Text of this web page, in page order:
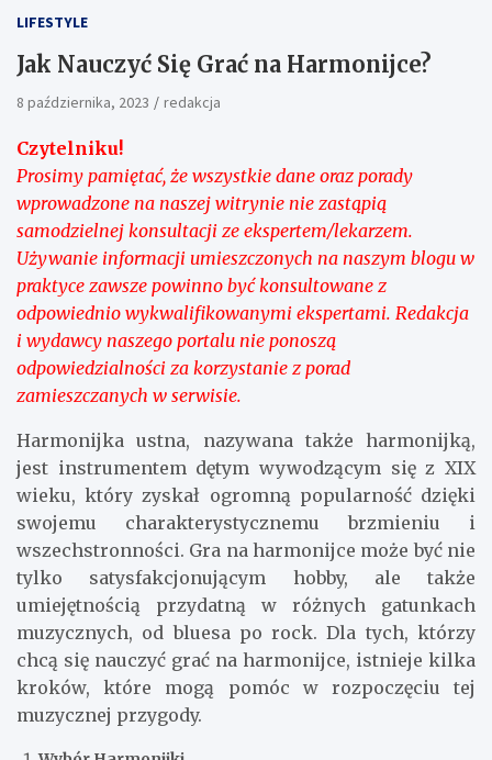
LIFESTYLE
Jak Nauczyć Się Grać na Harmonijce?
8 października, 2023 redakcja
Czytelniku!
Prosimy pamiętać, że wszystkie dane oraz porady
wprowadzone na naszej witrynie nie zastąpią
samodzielnej konsultacji ze ekspertem/lekarzem.
Używanie informacji umieszczonych na naszym blogu w
praktyce zawsze powinno być konsultowane z
odpowiednio wykwalifikowanymi ekspertami. Redakcja
i wydawcy naszego portalu nie ponoszą
odpowiedzialności za korzystanie z porad
zamieszczanych w serwisie.
Harmonijka ustna, nazywana także harmonijką,
jest instrumentem dętym wywodzącym się z XIX
wieku, który zyskał ogromną popularność dzięki
swojemu charakterystycznemu brzmieniu i
wszechstronności. Gra na harmonijce może być nie
tylko satysfakcjonującym hobby, ale także
umiejętnością przydatną w różnych gatunkach
muzycznych, od bluesa po rock. Dla tych, którzy
chcą się nauczyć grać na harmonijce, istnieje kilka
kroków, które mogą pomóc w rozpoczęciu tej
muzycznej przygody.